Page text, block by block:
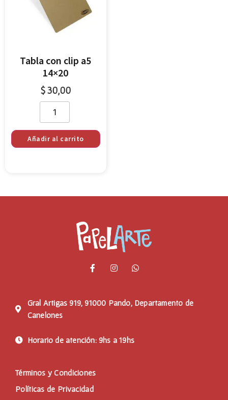
Tabla con clip a5
14×20
$30,00
Añadir al carrito
Gral Artigas 919, 91000 Pando, Departamento de
Canelones
Horario de atención: 9hs a 19hs
Términos y Condiciones
Políticas de Privacidad